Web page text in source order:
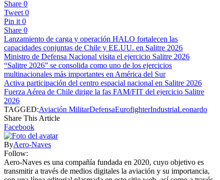
Share 0
Tweet 0
Pin it 0
Share 0
Lanzamiento de carga y operación HALO fortalecen las
capacidades conjuntas de Chile y EE.UU. en Salitre 2026
Ministro de Defensa Nacional visita el ejercicio Salitre 2026
“Salitre 2026” se consolida como uno de los ejercicios
multinacionales más importantes en América del Sur
Activa participación del centro espacial nacional en Salitre 2026
Fuerza Aérea de Chile dirige la fas FAM/FIT del ejercicio Salitre
2026
TAGGED:Aviación MilitarDefensaEurofighterIndustriaLeonardo
Share This Article
Facebook
ByAero-Naves
Follow:
Aero-Naves es una compañía fundada en 2020, cuyo objetivo es
transmitir a través de medios digitales la aviación y su importancia,